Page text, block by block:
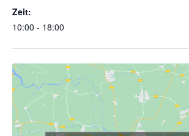
Zeit:
10:00 - 18:00